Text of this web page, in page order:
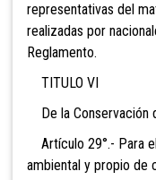
representativas del
realizadas por
Reglamento.
TITULO VI
De la Conservación
Artículo 29°.- Para
ambiental y propio de